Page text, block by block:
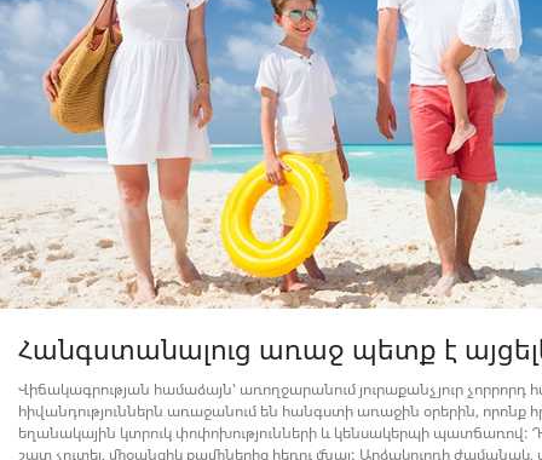
Հանգստանալուց առաջ պետք է
Վիճակագրության համաձայն՝ առողջարանում յուրաքանչյուր
հիվանդություններն առաջանում են հանգստի առաջին օրերին, որոնք
եղանակային կտրուկ փոփոխությունների և կենսակերպի պատճառով:
շատ չուտել, միջանցիկ քամիներից հեռու մնալ: Արձակուրդի ժամանակ,